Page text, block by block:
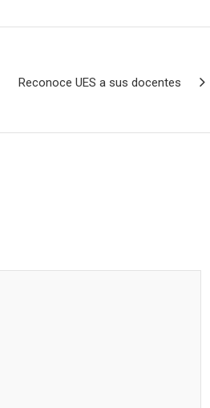
Reconoce UES a sus docentes